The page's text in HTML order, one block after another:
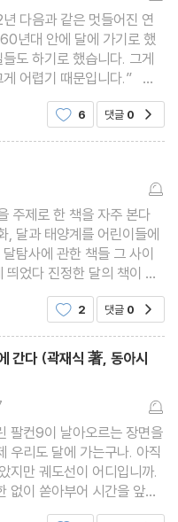
다음과 같은 멋들어진 연
도 하기로 했습니다. 그게
어렵기 때문입니다.” 그
공언한 대로 1960년대가
암스트롱은 달 표면에 발
6 댓글 0
주제로 한 책을 자주 본다
, 달과 태양계를 어린이들에
탐사에 관한 책들 그 사이
띄었다 진정한 달의 책이 나
화, 단어, 과학, 역사, 달탐사
고 주저하지 않고 소개할
2 댓글 0
간다 (곽재식 著, 동아시
팔컨9이 날아오르는 장면을
우리도 달에 가는구나. 아직
지만 궤도선이 어디입니까.
없이 쏟아부어 시간을 앞당